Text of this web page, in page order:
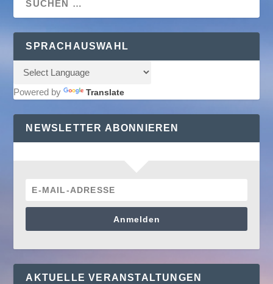
SPRACHAUSWAHL
Powered by Translate
NEWSLETTER ABONNIEREN
Anmelden
AKTUELLE VERANSTALTUNGEN